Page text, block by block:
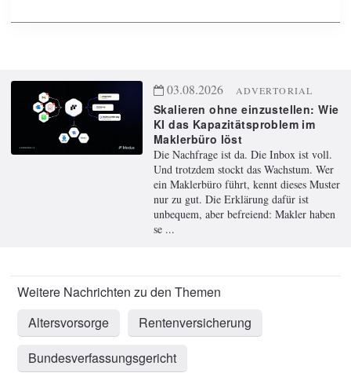
03.08.2026 ADVERTORIAL
Skalieren ohne einzustellen: Wie
KI das Kapazitätsproblem im
Maklerbüro löst
Die Nachfrage ist da. Die Inbox ist voll.
Und trotzdem stockt das Wachstum. Wer
ein Maklerbüro führt, kennt dieses Muster
nur zu gut. Die Erklärung dafür ist
unbequem, aber befreiend: Makler haben
se ...
Altersvorsorge
Rentenversicherung
Bundesverfassungsgericht